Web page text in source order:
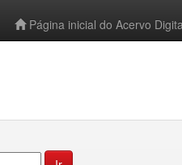
Página inicial do Acervo